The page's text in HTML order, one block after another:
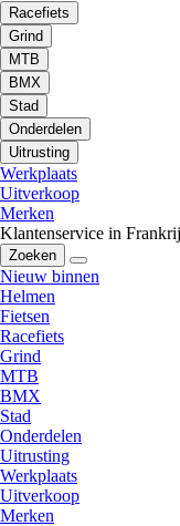
Racefiets
Grind
MTB
BMX
Stad
Onderdelen
Uitrusting
Werkplaats
Uitverkoop
Merken
Klantenservice in
Zoeken
Nieuw binnen
Helmen
Fietsen
Racefiets
Grind
MTB
BMX
Stad
Onderdelen
Uitrusting
Werkplaats
Uitverkoop
Merken